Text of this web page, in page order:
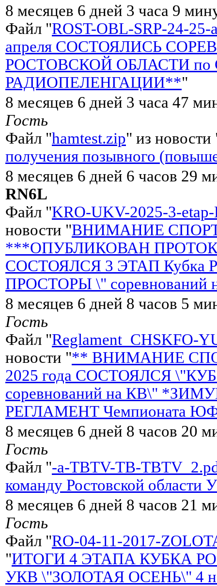
8 месяцев 6 дней 3 часа 9
Файл "ROST-OBL-SRP-24-25-
апреля СОСТОЯЛИСЬ
РОСТОВСКОЙ ОБЛАСТИ
РАДИОПЕЛЕНГАЦИИ**"
8 месяцев 6 дней 3 часа 47
Гость
Файл "hamtest.zip" из новости
получения позывного
8 месяцев 6 дней 6 часов 29
RN6L
Файл "KRO-UKV-2025-3-
новости "ВНИМАНИЕ
***ОПУБЛИКОВАН
СОСТОЯЛСЯ 3 ЭТАП Кубка
ПРОСТОРЫ \" соревнований
8 месяцев 6 дней 8 часов 5
Гость
Файл "Reglament_CHSKFO-
новости "** ВНИМАНИЕ
2025 года СОСТОЯЛСЯ
соревнований на КВ\"
РЕГЛАМЕНТ Чемпионата
8 месяцев 6 дней 8 часов 20
Гость
Файл "-a-TBTV-TB-
команду Ростовской области
8 месяцев 6 дней 8 часов 21
Гость
Файл "RO-04-11-2017-
"ИТОГИ 4 ЭТАПА КУБКА
УКВ \"ЗОЛОТАЯ ОСЕНЬ\" 4